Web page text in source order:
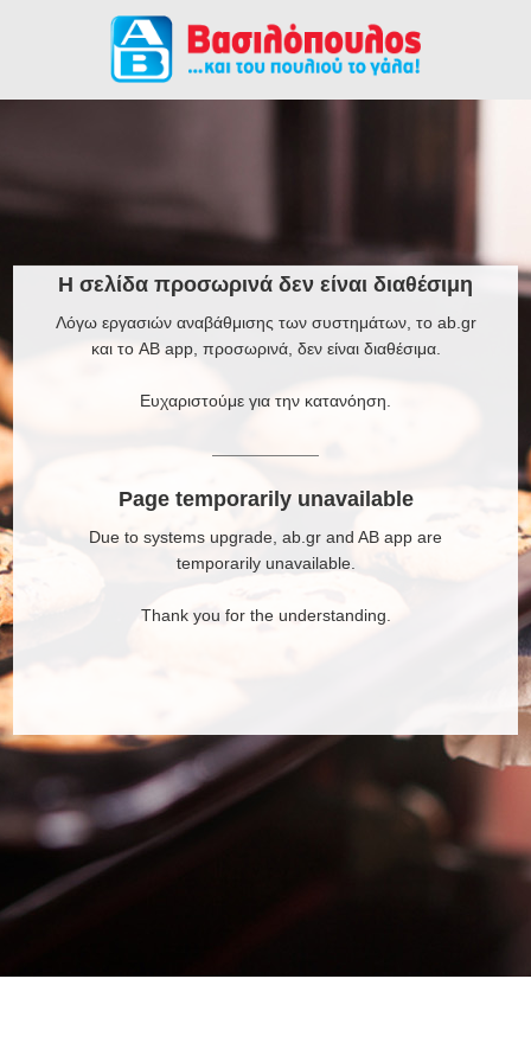
Η σελίδα προσωρινά δεν είναι διαθέσιμη
Λόγω εργασιών αναβάθμισης των συστημάτων, το ab.gr
και το AB app, προσωρινά, δεν είναι διαθέσιμα.
Ευχαριστούμε για την κατανόηση.
Page temporarily unavailable
Due to systems upgrade, ab.gr and AB app are
temporarily unavailable.
Thank you for the understanding.